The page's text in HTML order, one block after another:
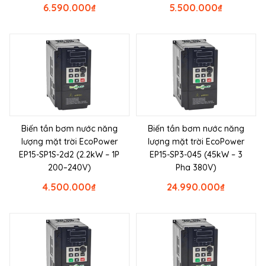
₫
6.590.000 ₫
5.500.000
Biến tần bơm nước năng
lượng mặt trời EcoPower
EP15-SP1S-2d2 (2.2kW – 1P
200–240V)
₫
4.500.000
Biến tần bơm nước năng
lượng mặt trời EcoPower
EP15-SP3-045 (45kW – 3
Pha 380V)
₫
24.990.000